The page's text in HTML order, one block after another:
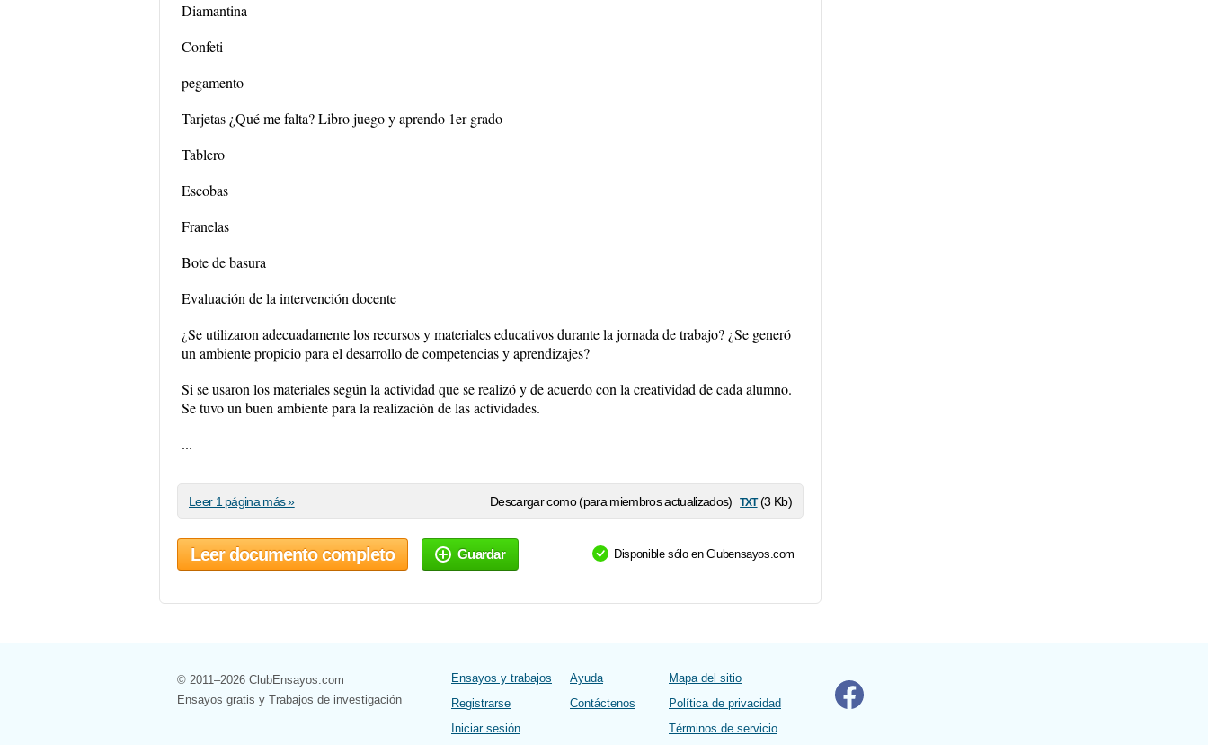
Diamantina
Confeti
pegamento
Tarjetas ¿Qué me falta? Libro juego y aprendo 1er grado
Tablero
Escobas
Franelas
Bote de basura
Evaluación de la intervención docente
¿Se utilizaron adecuadamente los recursos y materiales educativos durante la jornada de trabajo? ¿Se generó
un ambiente propicio para el desarrollo de competencias y aprendizajes?
Si se usaron los materiales según la actividad que se realizó y de acuerdo con la creatividad de cada alumno.
Se tuvo un buen ambiente para la realización de las actividades.
...
Descargar como (para miembros actualizados) txt(3 Kb)
Leer 1 página más »
Leer documento completo Guardar Disponible sólo en Clubensayos.com
© 2011–2026 ClubEnsayos.com
Ensayos gratis y Trabajos de investigación
Ensayos y trabajos
Registrarse
Iniciar sesión
Ayuda
Contáctenos
Mapa del sitio
Política de privacidad
Términos de servicio